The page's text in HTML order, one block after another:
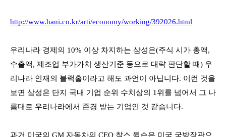
http://www.hani.co.kr/arti/economy/working/392026.html
우리나라 경제의 10% 이상 차지하는 삼성은(주식 시가 총액,
수출액, 제조업 부가가치 생산기준 등으로 대략 판단할 때) 우
리나라 인재의 블랙홀이라고 해도 과언이 아닙니다. 이런 것을
보면 삼성은 단지 국내 기업 순위 수치상의 1 위를 넘어서 그 나
름대로 우리나라에서 존경 받는 기업인 것 같습니다.
과거 미국의 GM 자동차의 CEO 찰스 윌슨은 미국 국방장관으